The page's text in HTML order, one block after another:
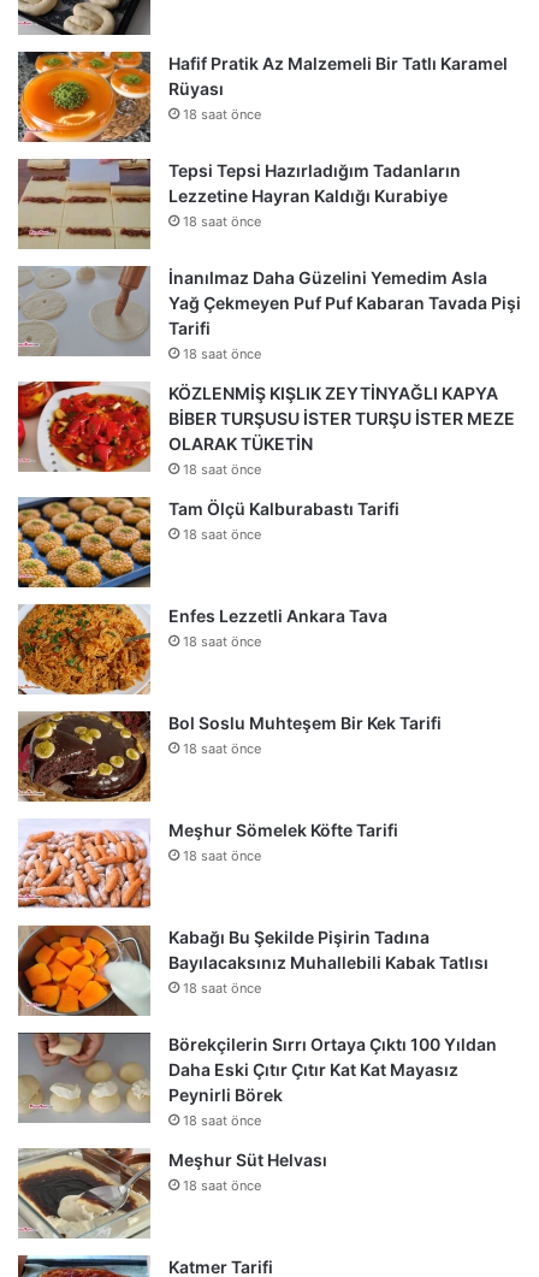
Hafif Pratik Az Malzemeli Bir Tatlı Karamel
Rüyası
18 saat önce
Tepsi Tepsi Hazırladığım Tadanların
Lezzetine Hayran Kaldığı Kurabiye
18 saat önce
İnanılmaz Daha Güzelini Yemedim Asla
Yağ Çekmeyen Puf Puf Kabaran Tavada Pişi
Tarifi
18 saat önce
KÖZLENMİŞ KIŞLIK ZEYTİNYAĞLI KAPYA
BİBER TURŞUSU İSTER TURŞU İSTER MEZE
OLARAK TÜKETİN
18 saat önce
Tam Ölçü Kalburabastı Tarifi
18 saat önce
Enfes Lezzetli Ankara Tava
18 saat önce
Bol Soslu Muhteşem Bir Kek Tarifi
18 saat önce
Meşhur Sömelek Köfte Tarifi
18 saat önce
Kabağı Bu Şekilde Pişirin Tadına
Bayılacaksınız Muhallebili Kabak Tatlısı
18 saat önce
Börekçilerin Sırrı Ortaya Çıktı 100 Yıldan
Daha Eski Çıtır Çıtır Kat Kat Mayasız
Peynirli Börek
18 saat önce
Meşhur Süt Helvası
18 saat önce
Katmer Tarifi